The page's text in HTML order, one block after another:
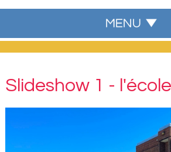
Slideshow 1 - l'école